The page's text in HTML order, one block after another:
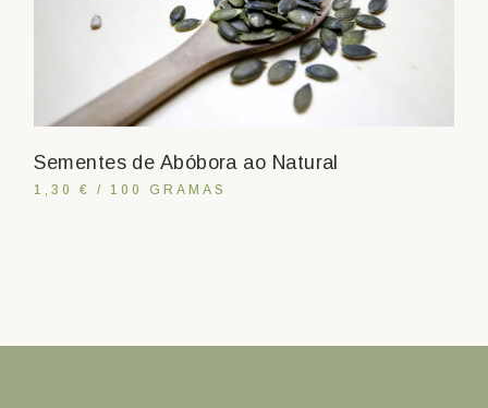
Sementes de Abóbora ao Natural
1,30 € / 100 GRAMAS